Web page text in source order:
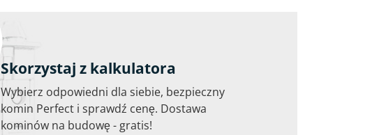
Skorzystaj z kalkulatora
Wybierz odpowiedni dla siebie, bezpieczny
komin Perfect i sprawdź cenę. Dostawa
kominów na budowę - gratis!